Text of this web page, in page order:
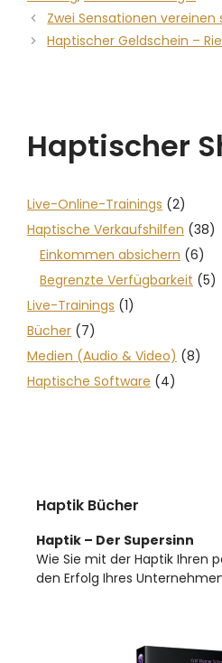
Zwei Sensationen vereinen
Haptischer Geldschein –
Haptischer
Live-Online-Trainings (2)
Haptische Verkaufshilfen (38)
Einkommen absichern (6)
Begrenzte Verfügbarkeit (5)
Live-Trainings (1)
Bücher (7)
Medien (Audio & Video) (8)
Haptische Software (4)
Haptik Bücher
Haptik – Der Supersinn
Wie Sie mit der Haptik Ihren
den Erfolg Ihres